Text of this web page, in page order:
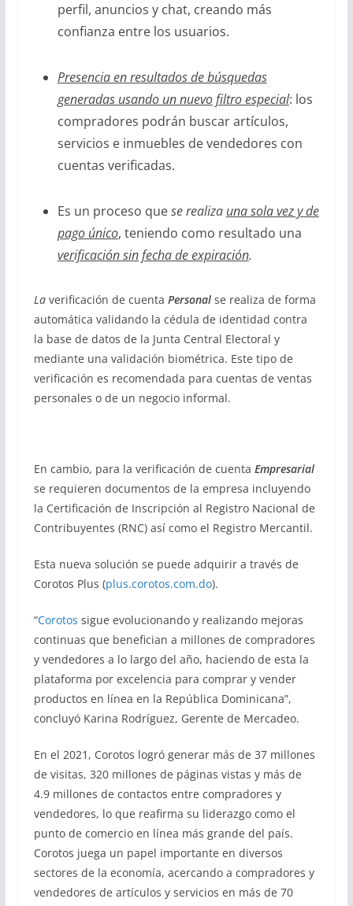
perfil, anuncios y chat, creando más
confianza entre los usuarios.
Presencia en resultados de búsquedas
generadas usando un nuevo filtro especial: los
compradores podrán buscar artículos,
servicios e inmuebles de vendedores con
cuentas verificadas.
Es un proceso quese realiza una sola vez y de
pago único, teniendo como resultado una
verificación sin fecha de expiración.
La verificación de cuenta Personal se realiza de forma
automática validando la cédula de identidad contra
la base de datos de la Junta Central Electoral y
mediante una validación biométrica. Este tipo de
verificación es recomendada para cuentas de ventas
personales o de un negocio informal.
En cambio, para la verificación de cuenta Empresarial
se requieren documentos de la empresa incluyendo
la Certificación de Inscripción al Registro Nacional de
Contribuyentes (RNC) así como el Registro Mercantil.
Esta nueva solución se puede adquirir a través de
Corotos Plus (plus.corotos.com.do).
“Corotos sigue evolucionando y realizando mejoras
continuas que benefician a millones de compradores
y vendedores a lo largo del año, haciendo de esta la
plataforma por excelencia para comprar y vender
productos en línea en la República Dominicana”,
concluyó Karina Rodríguez, Gerente de Mercadeo.
En el 2021, Corotos logró generar más de 37 millones
de visitas, 320 millones de páginas vistas y más de
4.9 millones de contactos entre compradores y
vendedores, lo que reafirma su liderazgo como el
punto de comercio en línea más grande del país.
Corotos juega un papel importante en diversos
sectores de la economía, acercando a compradores y
vendedores de artículos y servicios en más de 70